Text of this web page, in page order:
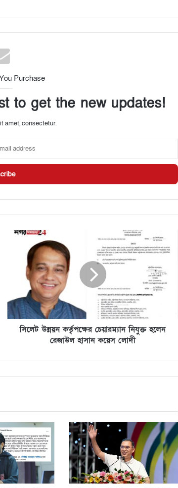
Purchase
to get the new updates!
amet, consectetur.
সিলেট উন্নয়ন কর্তৃপক্ষের চেয়ারম্যান নিযুক্ত হলেন
রেজাউল হাসান কয়েস লোদী